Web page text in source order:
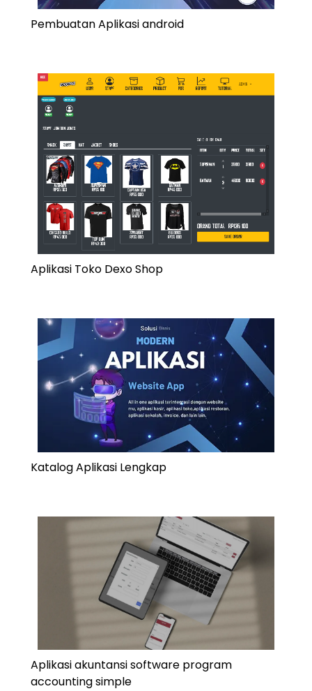
Pembuatan Aplikasi android
Aplikasi Toko Dexo Shop
Katalog Aplikasi Lengkap
Aplikasi akuntansi software program
accounting simple